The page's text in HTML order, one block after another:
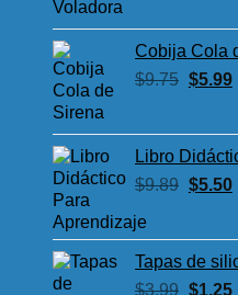
era:
$8.85.
Cobija Cola
$9.75 El
era:
$9.75.
$5.99El
Libro
$9.89 El
era:
$9.89.
$5.50El
Tapas de
$3.99 El
$1.25El